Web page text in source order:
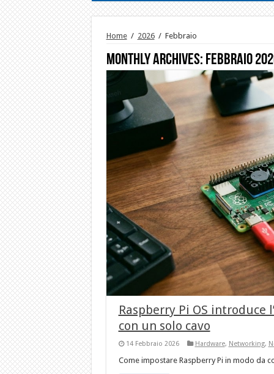
Home / 2026 / Febbraio
Monthly Archives: Febbraio
Raspberry Pi OS introduce
con un solo cavo
14 Febbraio 2026 Hardware, Networking,
Come impostare Raspberry Pi in modo da